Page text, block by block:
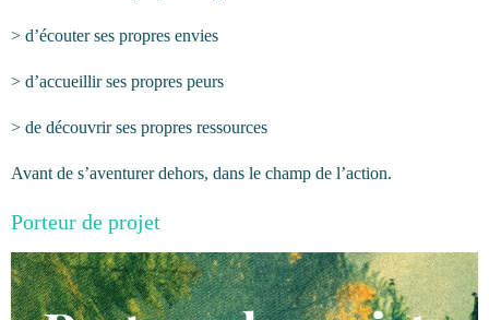
> d’écouter ses propres envies
> d’accueillir ses propres peurs
> de découvrir ses propres ressources
Avant de s’aventurer dehors, dans le champ de l’action.
Porteur de projet